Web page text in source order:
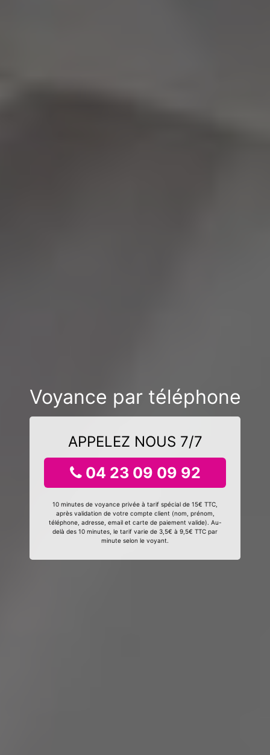
Voyance par téléphone
APPELEZ NOUS 7/7
04 23 09 09 92
10 minutes de voyance privée à tarif spécial de 15€ TTC,
après validation de votre compte client (nom, prénom,
téléphone, adresse, email et carte de paiement valide). Au-
delà des 10 minutes, le tarif varie de 3,5€ à 9,5€ TTC par
minute selon le voyant.